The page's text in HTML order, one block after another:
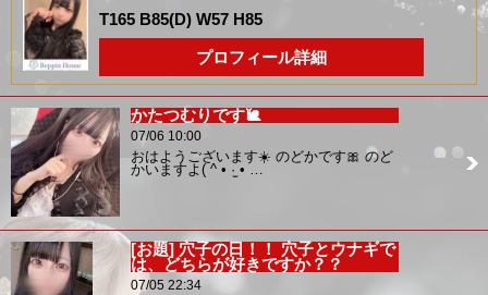
T165 B85(D) W57 H85
プロフィール詳細
かたつむりです🐌
07/06 10:00
おはようございます☀️ のどかです🎀 のど
かいますよ( ^ • ·̫ • …
[お題] 穴子の日！！ 穴子とウナギで
は、どちらが好きですか？？
07/05 22:34